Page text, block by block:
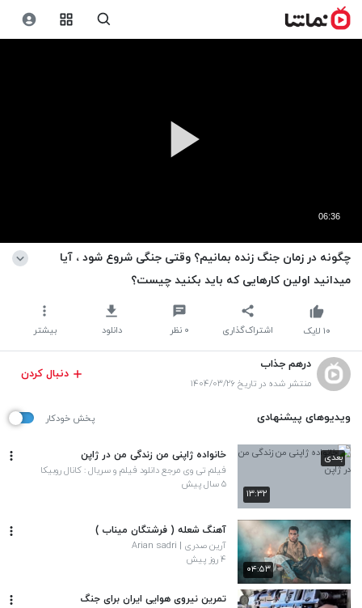
06:36
چگونه در زمان جنگ زنده بمانیم؟ وقتی جنگی شروع شود ، آیا
میدانید اولین کارهایی که باید بکنید چیست؟
اشتراک‌گذاری ۰ نظر دانلود بیشتر ۱۰ لایک
درهم جذاب
منتشر شده در تاریخ ۱۴۰۴/۰۳/۲۶
دنبال کردن
ویدیوهای پیشنهادی پخش خودکار
۱۳:۳۲
بعدی خانواده ژاپنی من زندگی من در ژاپن
فیلم تی وی مرجع دانلود فیلم و سریال : کانال روبیکا
Filmtvdl@
۵ سال پیش
۰۴:۵۳
آهنگ شعله ( فرشتگان میناب )
آرین صدری | Arian sadri
۴ روز پیش
تمرین نیروی هوایی ایران برای جنگ